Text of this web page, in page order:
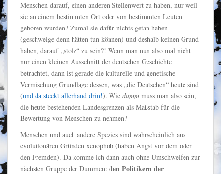
Menschen darauf, einen anderen Stellenwert zu haben, nur weil
sie an einem bestimmten Ort oder von bestimmten Leuten
geboren wurden? Zumal sie dafür nichts getan haben
(geschweige denn hätten tun können) und deshalb keinen Grund
haben, darauf „stolz“ zu sein?! Wenn man nun also mal nicht
nur einen kleinen Ausschnitt der deutschen Geschichte
betrachtet, dann ist gerade die kulturelle und genetische
Vermischung Grundlage dessen, was „die Deutschen“ heute sind
(und da steckt allerhand drin!). Wie dumm muss man also sein,
die heute bestehenden Landesgrenzen als Maßstab für die
Bewertung von Menschen zu nehmen?
Menschen und auch andere Spezies sind wahrscheinlich aus
evolutionären Gründen xenophob (haben Angst vor dem oder
den Fremden). Da komme ich dann auch ohne Umschweifen zur
nächsten Gruppe der Dummen: den Politikern der